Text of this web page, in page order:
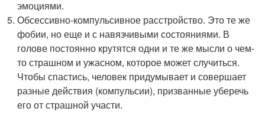
эмоциями.
Обсессивно-компульсивное расстройство. Это те же
фобии, но еще и с навязчивыми состояниями. В
голове постоянно крутятся одни и те же мысли о чем-
то страшном и ужасном, которое может случиться.
Чтобы спастись, человек придумывает и совершает
разные действия (компульсии), призванные уберечь
его от страшной участи.